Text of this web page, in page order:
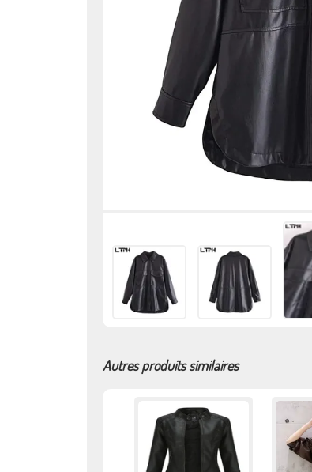
Autres produits similaires